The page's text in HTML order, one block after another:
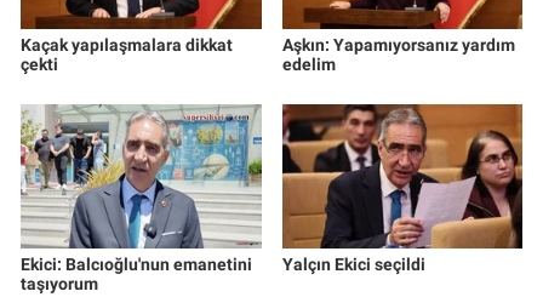
Kaçak yapılaşmalara dikkat
çekti
Aşkın: Yapamıyorsanız yardım
edelim
Ekici: Balcıoğlu'nun emanetini
taşıyorum
Yalçın Ekici seçildi